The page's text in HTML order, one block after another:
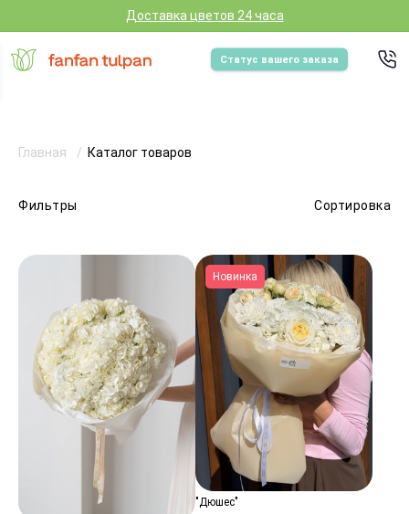
Доставка цветов 24 часа
Статус вашего заказа
Фильтры Сортировка
Главная Каталог товаров
Новинка
"Дюшес"